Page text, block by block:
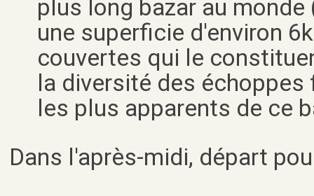
plus long bazar au
une superficie d'environ
couvertes qui le
la diversité des
les plus apparents de ce
Dans l'après-midi, départ